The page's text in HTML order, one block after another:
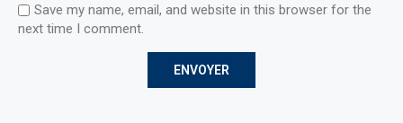
Save my name, email, and website in this browser for the
next time I comment.